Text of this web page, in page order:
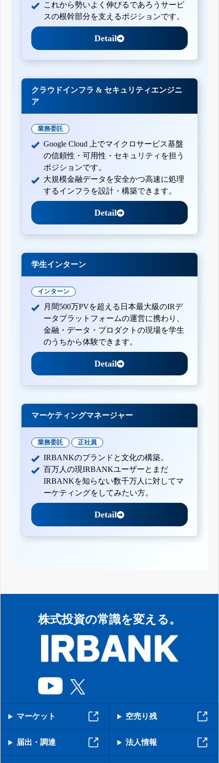
これから勢いよく伸びるであろうサービ
スの根幹部分を支えるポジションです。
Detail
クラウドインフラ & セキュリティエンジニ
ア
業務委託
Google Cloud 上でマイクロサービス基盤
の信頼性・可用性・セキュリティを担う
ポジションです。
大規模金融データを安全かつ高速に処理
するインフラを設計・構築できます。
Detail
学生インターン
インターン
月間500万PVを超える日本最大級のIRデ
ータプラットフォームの運営に携わり、
金融・データ・プロダクトの現場を学生
のうちから体験できます。
Detail
マーケティングマネージャー
業務委託 正社員
IRBANKのブランドと文化の構築。
百万人の現IRBANKユーザーとまだ
IRBANKを知らない数千万人に対してマ
ーケティングをしてみたい方。
Detail
株式投資の常識を変える。
マーケット 空売り残
届出・調達 法人情報